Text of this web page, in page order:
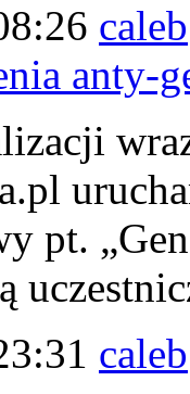
caleb
anty-
pt.
caleb